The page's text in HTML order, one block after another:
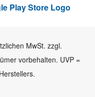
MwSt. zzgl.
vorbehalten. UVP =